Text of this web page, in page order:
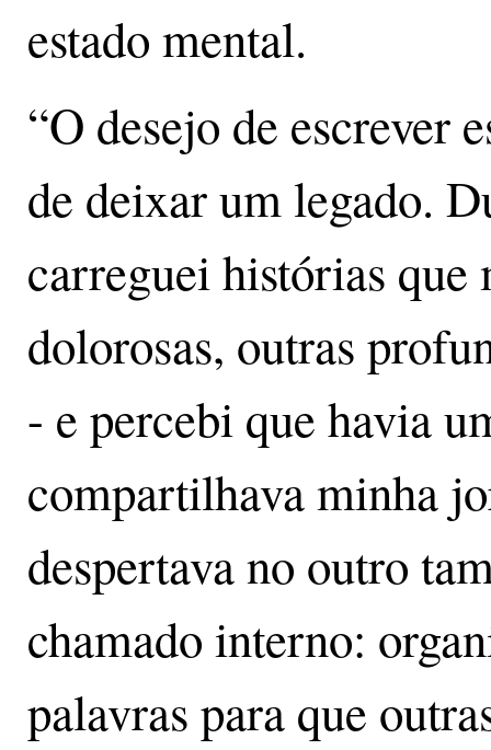
estado mental.
“O desejo de escrever
de deixar um legado.
carreguei histórias
dolorosas, outras
- e percebi que havia
compartilhava minha
despertava no outro
chamado interno:
palavras para que